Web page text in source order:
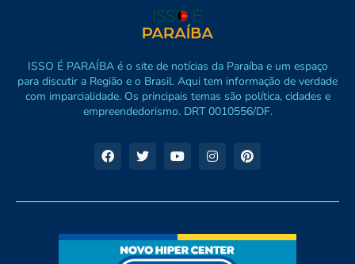
ISSO É PARAÍBA é o site de notícias da Paraíba e um espaço
para discutir a Região e o Brasil. Aqui tem informação de verdade
com imparcialidade. Os principais temas são política, cidades e
empreendedorismo. DRT 0010556/DF.